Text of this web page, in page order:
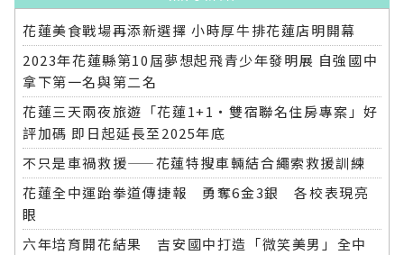
花蓮美食戰場再添新選擇 小時厚牛排花蓮店明開幕
2023年花蓮縣第10屆夢想起飛青少年發明展 自強國中
拿下第一名與第二名
花蓮三天兩夜旅遊「花蓮1+1‧雙宿聯名住房專案」好
評加碼 即日起延長至2025年底
不只是車禍救援——花蓮特搜車輛結合繩索救援訓練
花蓮全中運跆拳道傳捷報 勇奪6金3銀 各校表現亮
眼
六年培育開花結果 吉安國中打造「微笑美男」全中